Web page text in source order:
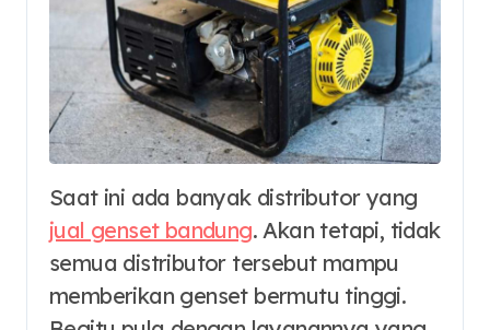
Saat ini ada banyak distributor yang
jual genset bandung. Akan tetapi, tidak
semua distributor tersebut mampu
memberikan genset bermutu tinggi.